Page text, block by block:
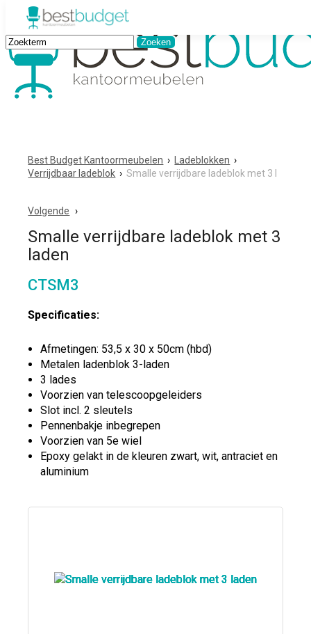
Best Budget Kantoormeubelen › Ladeblokken ›
Verrijdbaar ladeblok › Smalle verrijdbare ladeblok met 3 l
Volgende
Smalle verrijdbare ladeblok met 3
laden
CTSM3
Specificaties:
Afmetingen: 53,5 x 30 x 50cm (hbd)
Metalen ladenblok 3-laden
3 lades
Voorzien van telescoopgeleiders
Slot incl. 2 sleutels
Pennenbakje inbegrepen
Voorzien van 5e wiel
Epoxy gelakt in de kleuren zwart, wit, antraciet en
aluminium